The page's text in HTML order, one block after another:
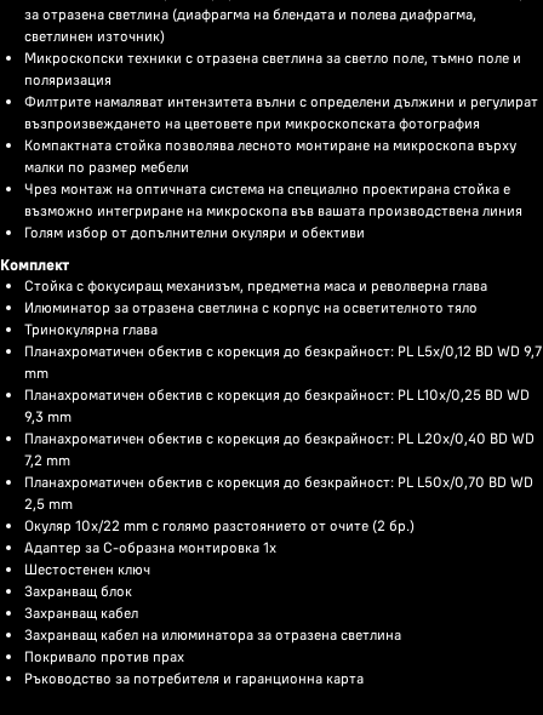
за отразена светлина (диафрагма на блендата и полева диафрагма,
светлинен източник)
Микроскопски техники с отразена светлина за светло поле, тъмно поле и
поляризация
Филтрите намаляват интензитета вълни с определени дължини и регулират
възпроизвеждането на цветовете при микроскопската фотография
Компактната стойка позволява лесното монтиране на микроскопа върху
малки по размер мебели
Чрез монтаж на оптичната система на специално проектирана стойка е
възможно интегриране на микроскопа във вашата производствена линия
Голям избор от допълнителни окуляри и обективи
Комплект
Стойка с фокусиращ механизъм, предметна маса и револверна глава
Илюминатор за отразена светлина с корпус на осветителното тяло
Тринокулярна глава
Планахроматичен обектив с корекция до безкрайност: PL L5x/0,12 BD WD 9,7
mm
Планахроматичен обектив с корекция до безкрайност: PL L10x/0,25 BD WD
9,3 mm
Планахроматичен обектив с корекция до безкрайност: PL L20x/0,40 BD WD
7,2 mm
Планахроматичен обектив с корекция до безкрайност: PL L50х/0,70 BD WD
2,5 mm
Окуляр 10x/22 mm с голямо разстоянието от очите (2 бр.)
Адаптер за C-образна монтировка 1x
Шестостенен ключ
Захранващ блок
Захранващ кабел
Захранващ кабел на илюминатора за отразена светлина
Покривало против прах
Ръководство за потребителя и гаранционна карта